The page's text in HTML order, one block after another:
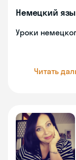
Немецкий
Уроки
Читать